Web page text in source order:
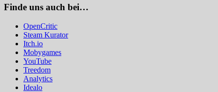
Finde uns auch bei…
OpenCritic
Steam Kurator
Itch.io
Mobygames
YouTube
Treedom
Analytics
Idealo